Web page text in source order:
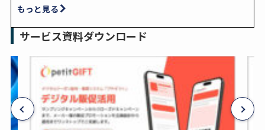
もっと見る
サービス資料ダウンロード